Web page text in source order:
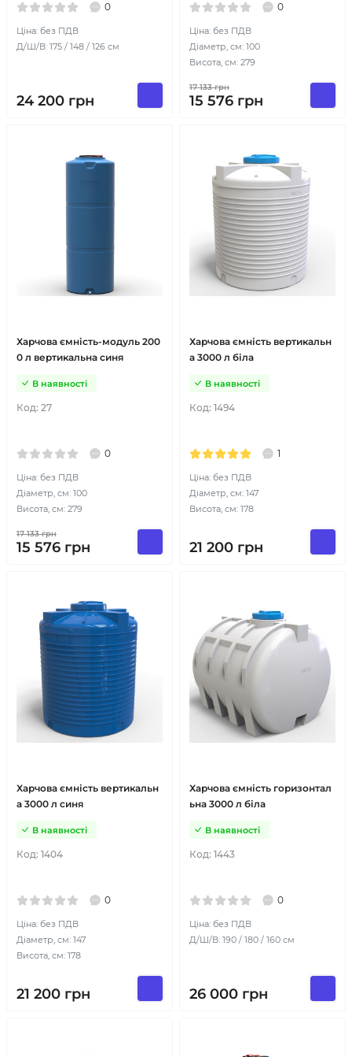
0
Ціна: без ПДВ
Д/Ш/В: 175 / 148 / 126 см
24 200 грн
0
Ціна: без ПДВ
Діаметр, см: 100
Висота, см: 279
17 133грн
15 576 грн
Харчова ємність-модуль 200
0 л вертикальна синя
Код: 27
В наявності
0
Ціна: без ПДВ
Діаметр, см: 100
Висота, см: 279
17 133грн
15 576 грн
Харчова ємність вертикальн
а 3000 л біла
Код: 1494
В наявності
1
Ціна: без ПДВ
Діаметр, см: 147
Висота, см: 178
21 200 грн
Харчова ємність вертикальн
а 3000 л синя
Код: 1404
В наявності
0
Ціна: без ПДВ
Діаметр, см: 147
Висота, см: 178
21 200 грн
Харчова ємність горизонтал
ьна 3000 л біла
Код: 1443
В наявності
0
Ціна: без ПДВ
Д/Ш/В: 190 / 180 / 160 см
26 000 грн